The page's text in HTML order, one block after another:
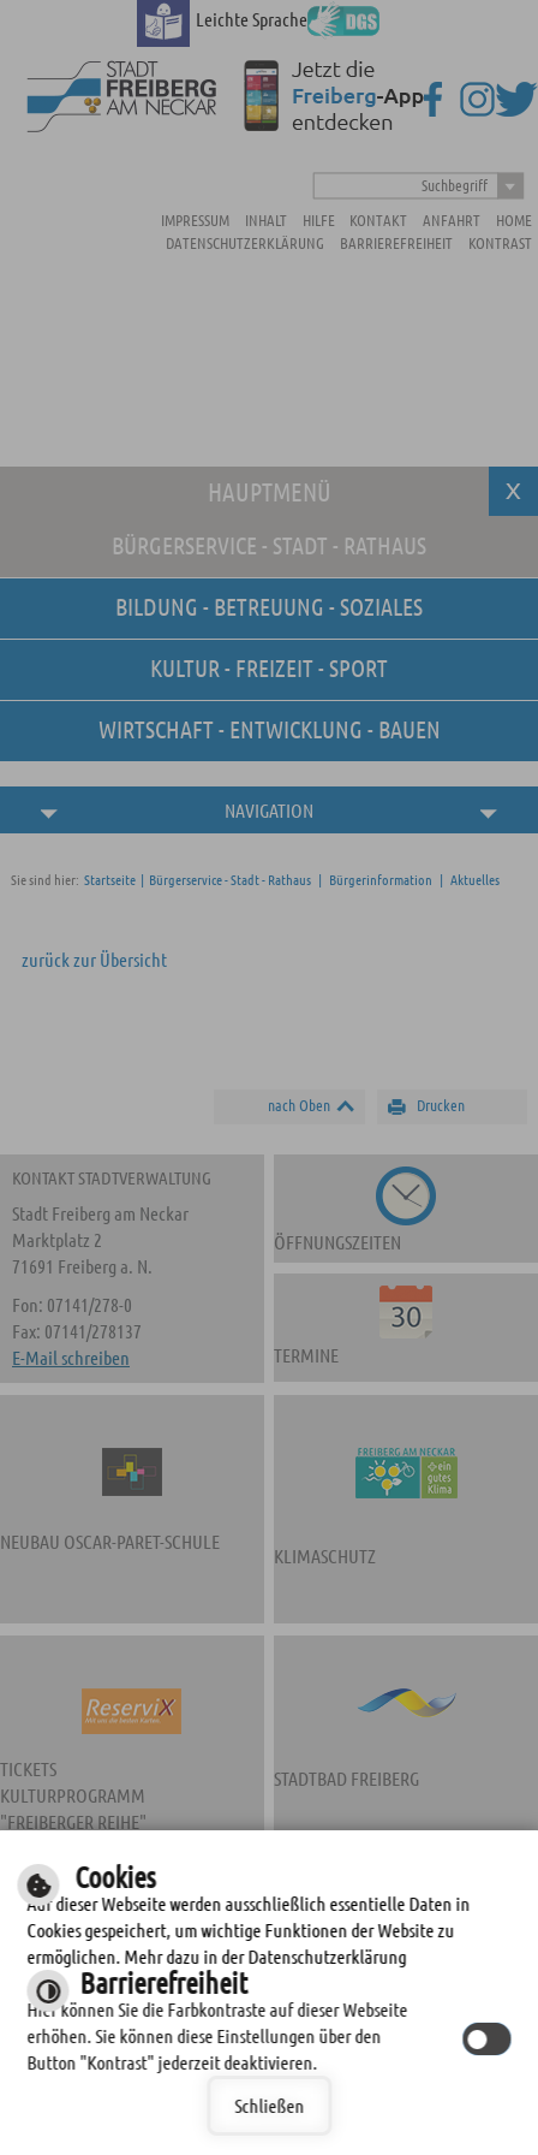
Leichte Sprache
Suchbegriff
IMPRESSUM
INHALT HILFE KONTAKT ANFAHRT
HOME
DATENSCHUTZERKLÄRUNG
BARRIEREFREIHEIT KONTRAST
HAUPTMENÜ
BÜRGERSERVICE - STADT - RATHAUS
BILDUNG - BETREUUNG - SOZIALES
KULTUR - FREIZEIT - SPORT
WIRTSCHAFT - ENTWICKLUNG - BAUEN
Unsere Stellenangebote
Online-Terminvereinbarung
Amtliche
Bekanntmachungen
NAVIGATION
Sie sind hier: Startseite | Bürgerservice - Stadt - Rathaus | Bürgerinformation | Aktuelles
zurück zur Übersicht
Drucken
nach Oben
KONTAKT STADTVERWALTUNG
Stadt Freiberg am Neckar
Marktplatz 2
71691 Freiberg a. N.
Fon: 07141/278-0
Fax: 07141/278137
E-Mail schreiben
ÖFFNUNGSZEITEN
TERMINE
NEUBAU OSCAR-PARET-SCHULE
KLIMASCHUTZ
TICKETS
KULTURPROGRAMM
"FREIBERGER REIHE"
STADTBAD FREIBERG
STADTWERKE FREIBERG
Cookies
Auf dieser Webseite werden ausschließlich essentielle Daten in
Cookies gespeichert, um wichtige Funktionen der Website zu
ermöglichen. Mehr dazu in der Datenschutzerklärung
Barrierefreiheit
Hier können Sie die Farbkontraste auf dieser Webseite
erhöhen. Sie können diese Einstellungen über den
Button "Kontrast" jederzeit deaktivieren.
Schließen